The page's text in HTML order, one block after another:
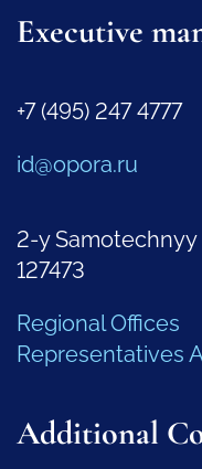
Executive
+7 (495) 247 4777
id@opora.ru
2-y
127473
Regional Offices
Representatives
Additional